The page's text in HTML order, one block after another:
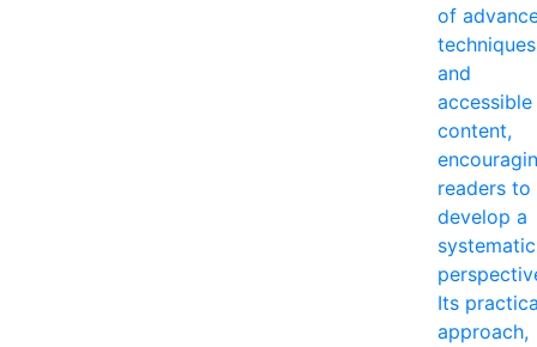
of
techniques
and
accessible
content,
readers to
develop a
systematic
Its
approach,